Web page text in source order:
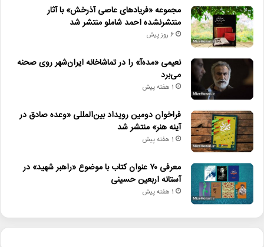
مجموعه «فریادهای عاصی آذرخش» با آثار
منتشرنشده احمد شاملو منتشر شد
6 روز پیش
نعیمی «مده‌آ» را در تماشاخانه ایران‌شهر روی صحنه
می‌برد
1 هفته پیش
فراخوان دومین رویداد بین‌المللی «وعده صادق در
آینه هنر» منتشر شد
1 هفته پیش
معرفی ۷۰ عنوان کتاب با موضوع «راهبر شهید» در
آستانه اربعین حسینی
1 هفته پیش